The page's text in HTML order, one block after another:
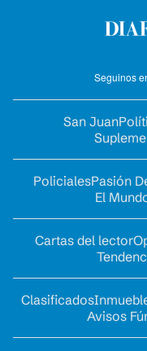
Seguinos
San Juan
PolicialesPasión
El
Cartas del lector
Clasificados
Avisos